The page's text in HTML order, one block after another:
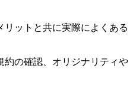
ットと共に実際によくある
約の確認、オリジナリティや